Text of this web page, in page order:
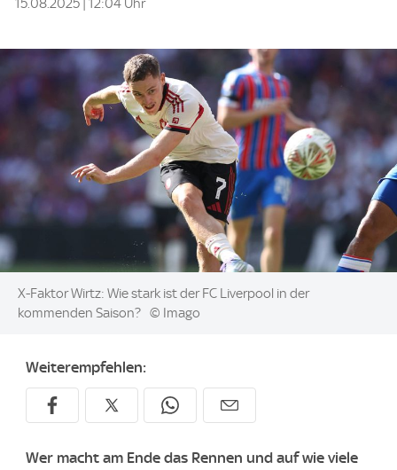
15.08.2025 | 12:04 Uhr
Image:
X-Faktor Wirtz: Wie stark ist der FC Liverpool in der
kommenden Saison? © Imago
Weiterempfehlen:
Wer macht am Ende das Rennen und auf wie viele